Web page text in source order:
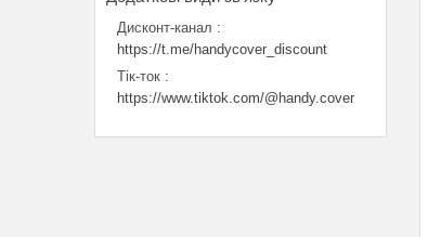
Дисконт-канал
https://t.me/handycover_discount
Тік-ток
https://www.tiktok.com/@handy.cover